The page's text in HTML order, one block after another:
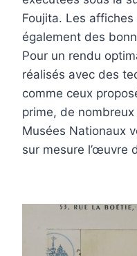
Foujita. Les
également des
Pour un rendu
réalisés avec des
comme ceux
prime, de
Musées Nationaux
sur mesure l’œuvre